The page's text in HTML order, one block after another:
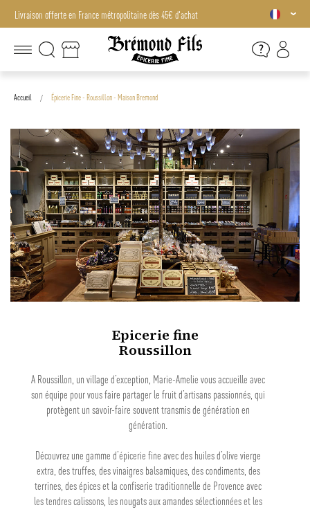
Livraison offerte en France métropolitaine dès 45€ d'achat
Livraison offerte en France métropolitaine dès 45€ d'achat
Accueil Épicerie Fine - Roussillon - Maison Bremond
Epicerie fine
Roussillon
A Roussillon, un village d’exception, Marie-Amelie vous accueille avec
son équipe pour vous faire partager le fruit d’artisans passionnés, qui
protègent un savoir-faire souvent transmis de génération en
génération.
Découvrez une gamme d’épicerie fine avec des huiles d’olive vierge
extra, des truffes, des vinaigres balsamiques, des condiments, des
terrines, des épices et la confiserie traditionnelle de Provence avec
les tendres calissons, les nougats aux amandes sélectionnées et les